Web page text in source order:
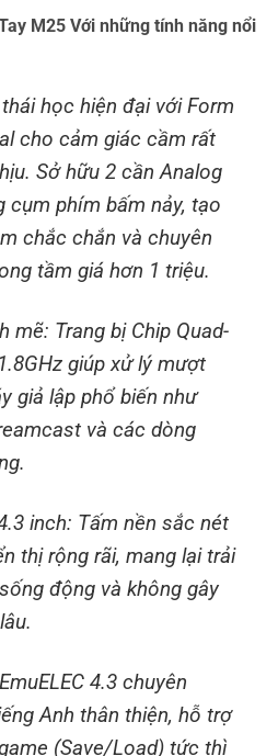
M25 Với những tính năng nổi
học hiện đại với Form
cho cảm giác cầm rất
Sở hữu 2 cần Analog
cụm phím bấm nảy, tạo
chắc chắn và chuyên
tầm giá hơn 1 triệu.
mẽ: Trang bị Chip Quad-
giúp xử lý mượt
giả lập phổ biến như
và các dòng
inch: Tấm nền sắc nét
thị rộng rãi, mang lại trải
động và không gây
4.3 chuyên
Anh thân thiện, hỗ trợ
(Save/Load) tức thì